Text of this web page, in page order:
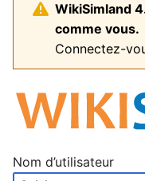
WikiSimland
comme vous.
Connectez-
Nom d’utilisateur